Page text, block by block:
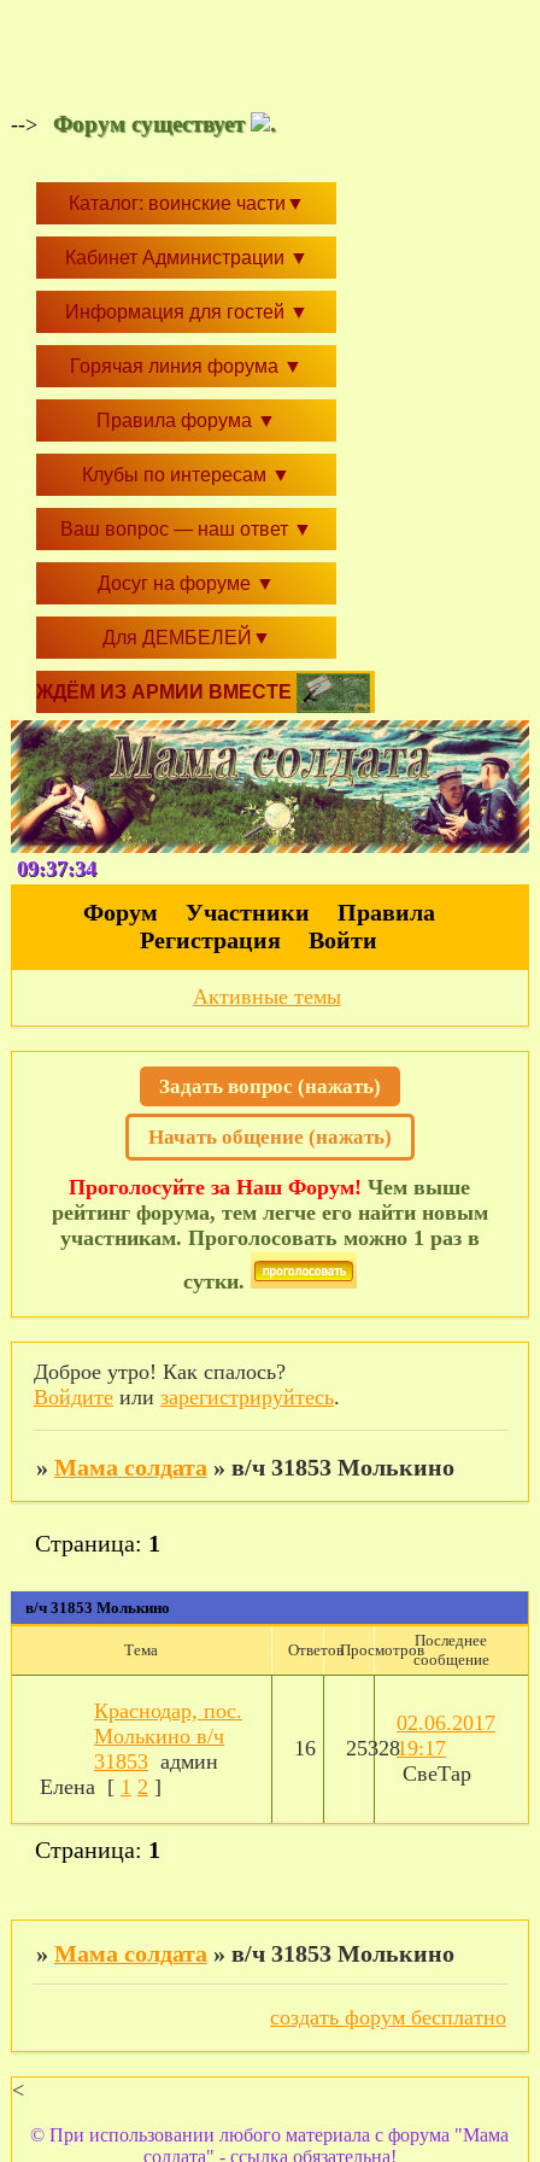
--> Форум существует .
Каталог: воинские части ▼
Кабинет Администрации ▼
Информация для гостей ▼
Горячая линия форума ▼
Правила форума ▼
Клубы по интересам ▼
Ваш вопрос — наш ответ ▼
Досуг на форуме ▼
Для ДЕМБЕЛЕЙ ▼
ЖДЁМ ИЗ АРМИИ ВМЕСТЕ
09:37:34
Форум Участники
Правила
Регистрация
Войти
Активные темы
Задать вопрос (нажать)
Начать общение (нажать)
Проголосуйте за Наш Форум! Чем выше
рейтинг форума, тем легче его найти новым
участникам. Проголосовать можно 1 раз в
сутки.
Доброе утро! Как спалось?
Войдитеили зарегистрируйтесь.
» Мама солдата » в/ч 31853 Молькино
в/ч 31853 Молькино
Страница: 1
Тема ОтветовПросмотров
Последнее
сообщение
Краснодар, пос.
Молькино в/ч
31853 админ
Елена [ 1 2 ]
16 25328
02.06.2017
19:17
СвеТар
Страница: 1
» Мама солдата » в/ч 31853 Молькино
создать форум бесплатно
<
© При использовании любого материала с форума "Мама
солдата" - ссылка обязательна!